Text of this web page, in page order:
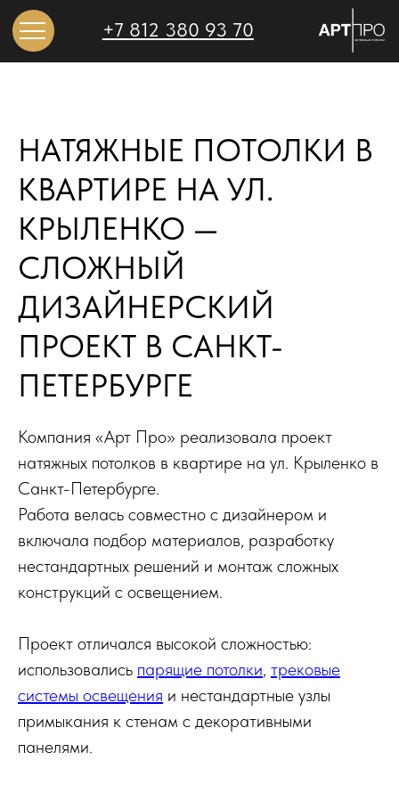
+7 812 380 93 70
НАТЯЖНЫЕ ПОТОЛКИ В
КВАРТИРЕ НА УЛ.
КРЫЛЕНКО —
СЛОЖНЫЙ
ДИЗАЙНЕРСКИЙ
ПРОЕКТ В САНКТ-
ПЕТЕРБУРГЕ
Компания «Арт Про» реализовала проект
натяжных потолков в квартире на ул. Крыленко в
Санкт-Петербурге.
Работа велась совместно с дизайнером и
включала подбор материалов, разработку
нестандартных решений и монтаж сложных
конструкций с освещением.
Проект отличался высокой сложностью:
использовались парящие потолки, трековые
системы освещения и нестандартные узлы
примыкания к стенам с декоративными
панелями.